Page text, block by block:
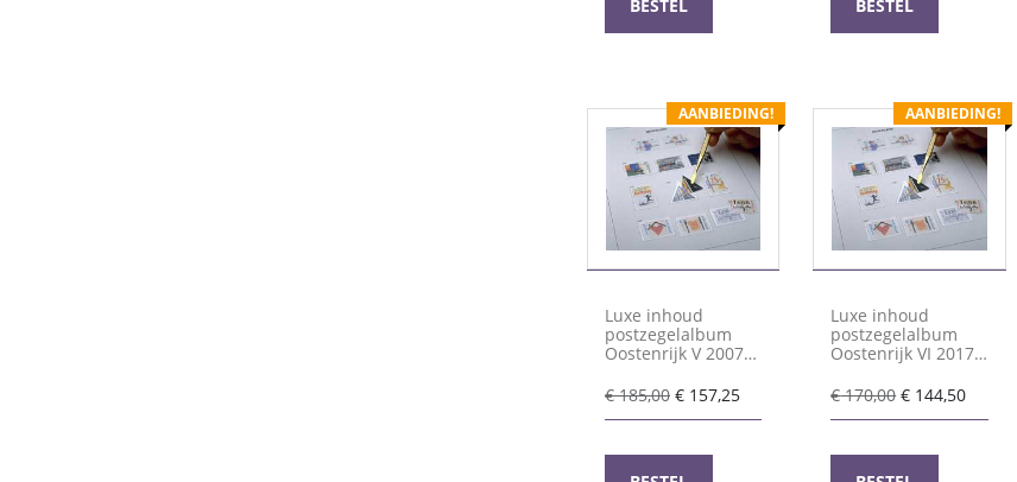
BESTEL BESTEL
AANBIEDING!
Luxe inhoud
postzegelalbum
Oostenrijk V 2007-
€185,00 Oorspronkelijke
prijs
€ 185,00.
€ 157,25Huidige
prijs
AANBIEDING!
Luxe inhoud
postzegelalbum
Oostenrijk VI 2017-
€170,00Oorspronkelijke
prijs
€ 170,00.
€ 144,50Huidige
prijs